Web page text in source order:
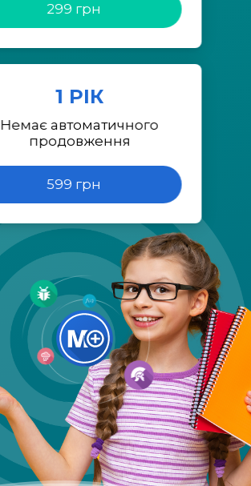
299 грн
1 РІК
Немає автоматичного
продовження
599 грн